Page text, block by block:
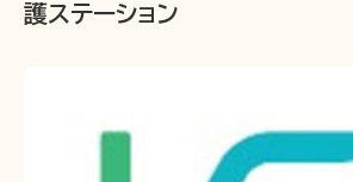
護ステーション